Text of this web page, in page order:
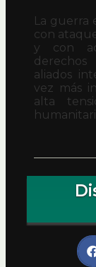
La guerra
con
y con
aliados
vez más
alta